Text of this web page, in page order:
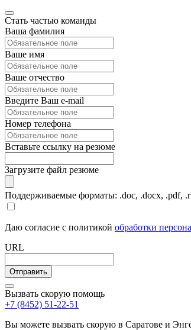
Стать частью команды
Ваша фамилия
Ваше имя
Ваше отчество
Введите Ваш e-mail
Номер телефона
Вставьте ссылку на резюме
Загрузите файл резюме
Поддерживаемые форматы: .doc, .docx, .pdf,
Даю согласие с политикой обработки
URL
Вызвать скорую помощь
+7 (8452) 51-22-51
Вы можете вызвать скорую в Саратове и